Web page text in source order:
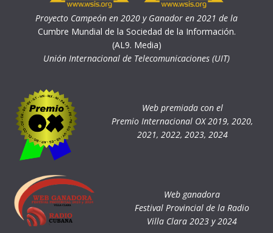
Proyecto Campeón en 2020 y Ganador en 2021 de la
Cumbre Mundial de la Sociedad de la Información.
(AL9. Media)
Unión Internacional de Telecomunicaciones (UIT)
Web premiada con el
Premio Internacional OX 2019, 2020,
2021, 2022, 2023, 2024
Web ganadora
Festival Provincial de la Radio
Villa Clara 2023 y 2024